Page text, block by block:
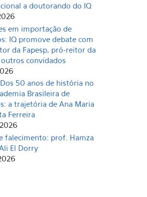
a doutorando do IQ
em importação de
IQ promove debate com
da Fapesp, pró-reitor da
outros convidados
50 anos de história no
Brasileira de
a trajetória de Ana Maria
Ferreira
falecimento: prof. Hamza
El Dorry